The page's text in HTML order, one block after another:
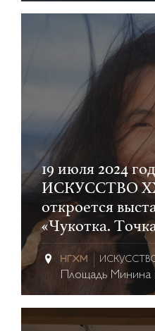
19 июля 2024
ИСКУССТВО
откроется
«Чукотка.
Площадь